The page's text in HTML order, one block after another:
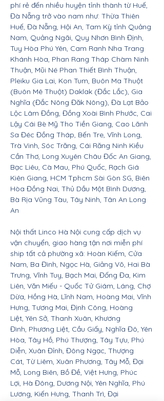
phí rẻ đến nhiều huyện tỉnh thành từ Huế,
Đà Nẵng trở vào nam như: Thừa Thiên
Huế, Đà Nẵng, Hội An, Tam Kỳ tỉnh Quảng
Nam, Quảng Ngãi, Quy Nhơn Bình Định,
Tuy Hòa Phú Yên, Cam Ranh Nha Trang
Khánh Hòa, Phan Rang Tháp Chàm Ninh
Thuận, Mũi Né Phan Thiết Bình Thuận,
Pleiku Gia Lai, Kon Tum, Buôn Ma Thuột
(Buôn Mê Thuột) Daklak (Đắc Lắc), Gia
Nghĩa (Đắc Nông Đăk Nông), Đà Lạt Bảo
Lộc Lâm Đồng, Đồng Xoài Bình Phước, Cai
Lậy Cái Bè Mỹ Tho Tiền Giang, Cao Lãnh
Sa Đéc Đồng Tháp, Bến Tre, Vĩnh Long,
Trà Vinh, Sóc Trăng, Cái Răng Ninh Kiều
Cần Thơ, Long Xuyên Châu Đốc An Giang,
Bạc Liêu, Cà Mau, Phú Quốc, Rạch Giá
Kiên Giang, HCM Tphcm Sài Gòn SG, Biên
Hòa Đồng Nai, Thủ Dầu Một Bình Dương,
Bà Rịa Vũng Tàu, Tây Ninh, Tân An Long
An
Nội thất Linco Hà Nội cung cấp dịch vụ
vận chuyển, giao hàng tận nơi miễn phí
ship tất cả phường xã: Hoàn Kiếm, Cửa
Nam, Ba Đình, Ngọc Hà, Giảng Võ, Hai Bà
Trưng, Vĩnh Tuy, Bạch Mai, Đống Đa, Kim
Liên, Văn Miếu - Quốc Tử Giám, Láng, Chợ
Dừa, Hồng Hà, Lĩnh Nam, Hoàng Mai, Vĩnh
Hưng, Tương Mai, Định Công, Hoàng
Liệt, Yên Sở, Thanh Xuân, Khương
Đình, Phương Liệt, Cầu Giấy, Nghĩa Đô, Yên
Hòa, Tây Hồ, Phú Thượng, Tây Tựu, Phú
Diễn, Xuân Đỉnh, Đông Ngạc, Thượng
Cát, Từ Liêm, Xuân Phương, Tây Mỗ, Đại
Mỗ, Long Biên, Bồ Đề, Việt Hưng, Phúc
Lợi, Hà Đông, Dương Nội, Yên Nghĩa, Phú
Lương, Kiến Hưng, Thanh Trì, Đại